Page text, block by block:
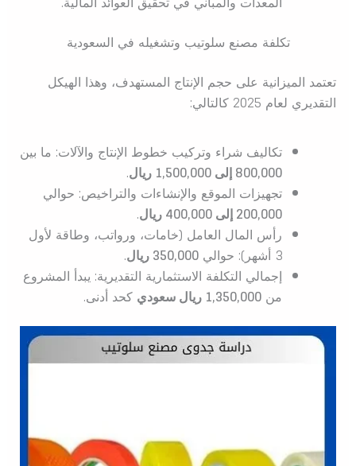
تكلفة مصنع سلوتيب وتشغيله في السعودية
تعتمد الميزانية على حجم الإنتاج المستهدف، وهذا الهيكل
التقديري لعام 2025 كالتالي:
تكاليف شراء وتركيب خطوط الإنتاج والآلات: ما بين
800,000 إلى 1,500,000 ريال
.
تجهيزات الموقع والإنشاءات والتراخيص: حوالي
200,000 إلى 400,000 ريال
.
رأس المال العامل (خامات، ورواتب، وطاقة لأول
3 أشهر): حوالي
350,000 ريال
.
إجمالي التكلفة الاستثمارية التقديرية: يبدأ المشروع
من 1,350,000 ريال سعودي كحد أدنى.